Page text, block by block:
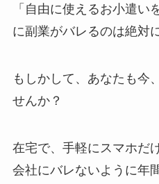
「自由に使えるお小遣い
に副業がバレるのは絶対
もしかして、あなたも今
せんか？
在宅で、手軽にスマホだ
会社にバレないように年